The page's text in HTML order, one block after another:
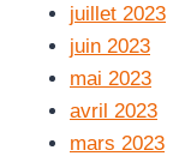
juillet 2023
juin 2023
mai 2023
avril 2023
mars 2023